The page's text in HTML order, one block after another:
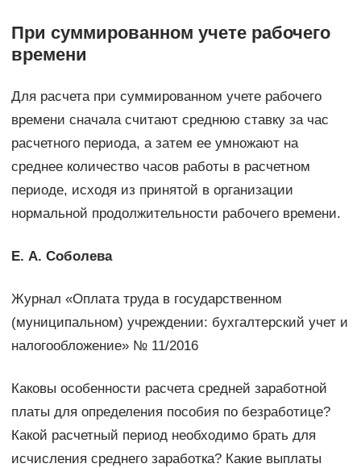
При суммированном учете рабочего
времени
Для расчета при суммированном учете рабочего
времени сначала считают среднюю ставку за час
расчетного периода, а затем ее умножают на
среднее количество часов работы в расчетном
периоде, исходя из принятой в организации
нормальной продолжительности рабочего времени.
Е. А. Соболева
Журнал «Оплата труда в государственном
(муниципальном) учреждении: бухгалтерский учет и
налогообложение» № 11/2016
Каковы особенности расчета средней заработной
платы для определения пособия по безработице?
Какой расчетный период необходимо брать для
исчисления среднего заработка? Какие выплаты